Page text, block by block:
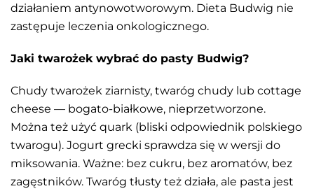
działaniem antynowotworowym. Dieta Budwig nie
zastępuje leczenia onkologicznego.
Jaki twarożek wybrać do pasty Budwig?
Chudy twarożek ziarnisty, twaróg chudy lub cottage
cheese — bogato-białkowe, nieprzetworzone.
Można też użyć quark (bliski odpowiednik polskiego
twarogu). Jogurt grecki sprawdza się w wersji do
miksowania. Ważne: bez cukru, bez aromatów, bez
zagęstników. Twaróg tłusty też działa, ale pasta jest